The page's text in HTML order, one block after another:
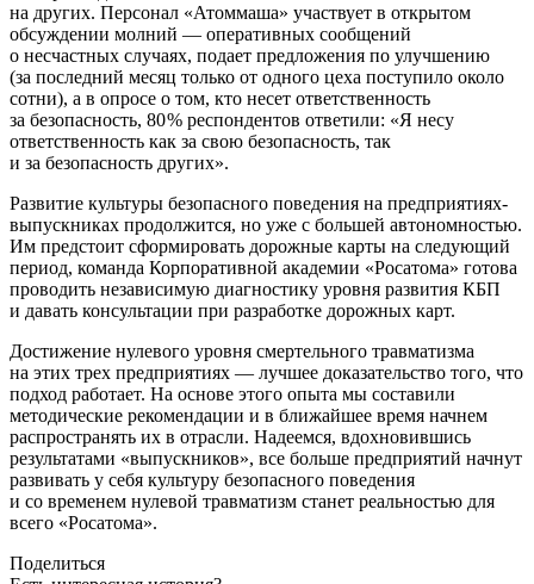
на других. Персонал «Атоммаша» участвует в открытом
обсуждении молний — ​оперативных сообщений
о несчастных случаях, подает предложения по улучшению
(за последний месяц только от одного цеха поступило около
сотни), а в опросе о том, кто несет ответственность
за безопасность, 80 % респондентов ответили: «Я несу
ответственность как за свою безопасность, так
и за безопасность других».
Развитие культуры безопасного поведения на предприятиях-
выпускниках продолжится, но уже с большей автономностью.
Им предстоит сформировать дорожные карты на следующий
период, команда Корпоративной академии «Росатома» готова
проводить независимую диагностику уровня развития КБП
и давать консультации при разработке дорожных карт.
Достижение нулевого уровня смертельного травматизма
на этих трех предприятиях — ​лучшее доказательство того, что
подход работает. На основе этого опыта мы составили
методические рекомендации и в ближайшее время начнем
распространять их в отрасли. Надеемся, вдохновившись
результатами «выпускников», все больше предприятий начнут
развивать у себя культуру безопасного поведения
и со временем нулевой травматизм станет реальностью для
всего «Росатома».
Поделиться